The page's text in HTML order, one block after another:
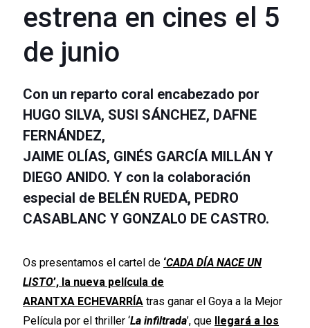
estrena en cines el 5
de junio
Con un reparto coral encabezado por
HUGO SILVA, SUSI SÁNCHEZ, DAFNE
FERNÁNDEZ,
JAIME OLÍAS, GINÉS GARCÍA MILLÁN Y
DIEGO ANIDO. Y con la colaboración
especial de BELÉN RUEDA, PEDRO
CASABLANC Y GONZALO DE CASTRO.
Os presentamos el cartel de ‘CADA DÍA NACE UN
LISTO’, la nueva película de
ARANTXA ECHEVARRÍA tras ganar el Goya a la Mejor
Película por el thriller ‘La infiltrada’, que llegará a los